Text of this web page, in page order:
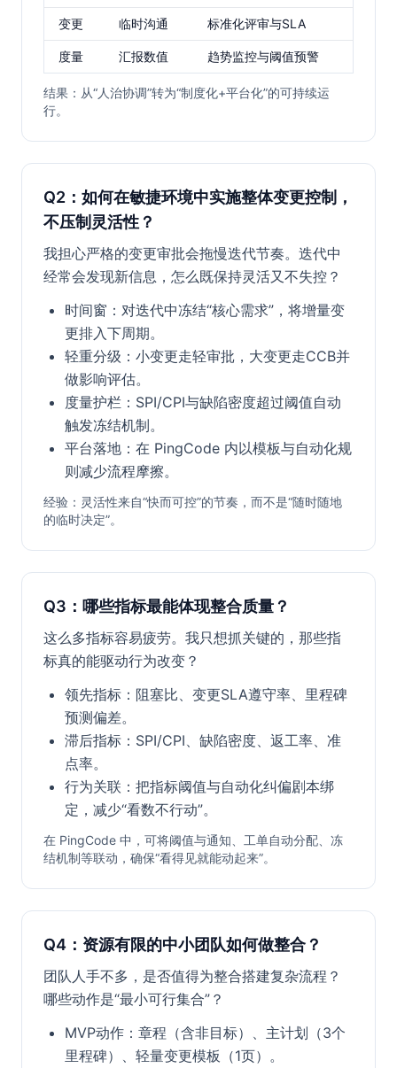
变更 临时沟通 标准化评审与SLA
度量 汇报数值 趋势监控与阈值预警
结果：从“人治协调”转为“制度化+平台化”的可持续运
行。
Q2：如何在敏捷环境中实施整体变更控制，
不压制灵活性？
我担心严格的变更审批会拖慢迭代节奏。迭代中
经常会发现新信息，怎么既保持灵活又不失控？
时间窗：对迭代中冻结“核心需求”，将增量变
更排入下周期。
轻重分级：小变更走轻审批，大变更走CCB并
做影响评估。
度量护栏：SPI/CPI与缺陷密度超过阈值自动
触发冻结机制。
平台落地：在 PingCode 内以模板与自动化规
则减少流程摩擦。
经验：灵活性来自“快而可控”的节奏，而不是“随时随地
的临时决定”。
Q3：哪些指标最能体现整合质量？
这么多指标容易疲劳。我只想抓关键的，那些指
标真的能驱动行为改变？
领先指标：阻塞比、变更SLA遵守率、里程碑
预测偏差。
滞后指标：SPI/CPI、缺陷密度、返工率、准
点率。
行为关联：把指标阈值与自动化纠偏剧本绑
定，减少“看数不行动”。
在 PingCode 中，可将阈值与通知、工单自动分配、冻
结机制等联动，确保“看得见就能动起来”。
Q4：资源有限的中小团队如何做整合？
团队人手不多，是否值得为整合搭建复杂流程？
哪些动作是“最小可行集合”？
MVP动作：章程（含非目标）、主计划（3个
里程碑）、轻量变更模板（1页）。